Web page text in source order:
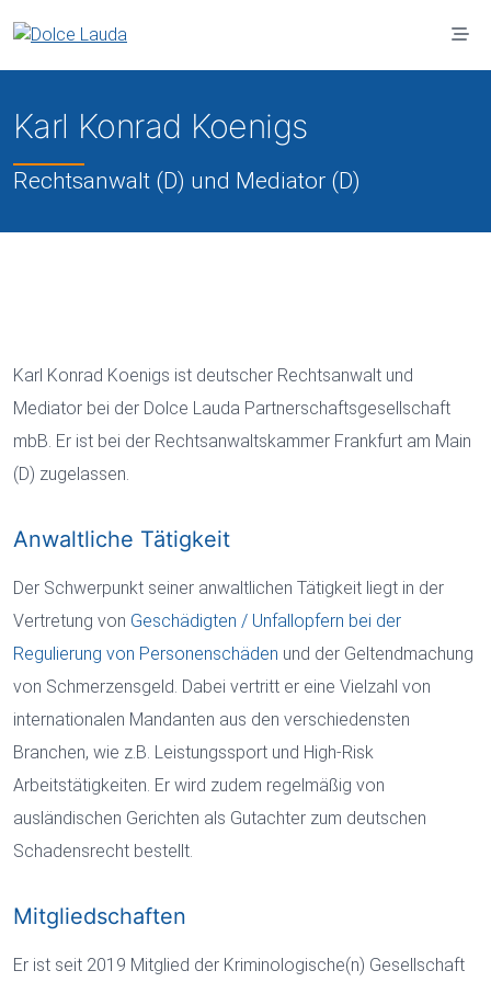
Karl Konrad Koenigs
Rechtsanwalt (D) und Mediator (D)
Karl Konrad Koenigs ist deutscher Rechtsanwalt und
Mediator bei der Dolce Lauda Partnerschaftsgesellschaft
mbB. Er ist bei der Rechtsanwaltskammer Frankfurt am Main
(D) zugelassen.
Anwaltliche Tätigkeit
Der Schwerpunkt seiner anwaltlichen Tätigkeit liegt in der
Vertretung von Geschädigten / Unfallopfern bei der
Regulierung von Personenschäden und der Geltendmachung
von Schmerzensgeld. Dabei vertritt er eine Vielzahl von
internationalen Mandanten aus den verschiedensten
Branchen, wie z.B. Leistungssport und High-Risk
Arbeitstätigkeiten. Er wird zudem regelmäßig von
ausländischen Gerichten als Gutachter zum deutschen
Schadensrecht bestellt.
Mitgliedschaften
Er ist seit 2019 Mitglied der Kriminologische(n) Gesellschaft